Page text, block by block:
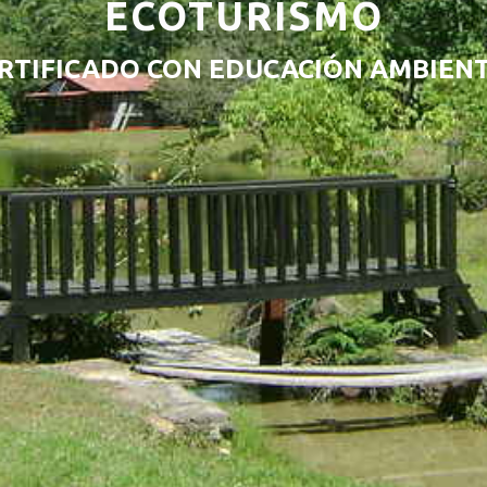
ECOTURISMO
CON EDUCACIÓN
MÁS INFORMACIÓN